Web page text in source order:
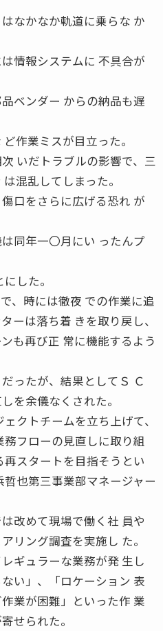
なかなか軌道に乗らな か
情報システムに 不具合が
ベンダー からの納品も遅
作業ミスが目立った。
いだトラブルの影響で、三
混乱してしまった。
口をさらに広げる恐れ が
同年一〇月にい ったんプ
した。
、時には徹夜 での作業に追
ーは落ち着 きを取り戻し、
も再び正 常に機能するよう
ったが、結果としてＳ Ｃ
を余儀なくされた。
クトチームを立ち上げて、
フローの見直しに取り組
スタートを目指そうとい
也第三事業部マネージャー
改めて現場で働く社 員や
リング調査を実施し た。
ギュラーな業務が発 生し
い」、「ロケーション 表
業が困難」といった作 業
せられた。